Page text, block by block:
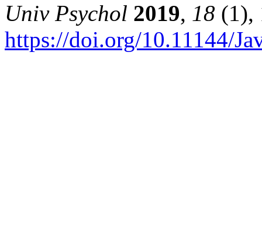
Univ Psychol 2019, 18 (1),
https://doi.org/10.11144/